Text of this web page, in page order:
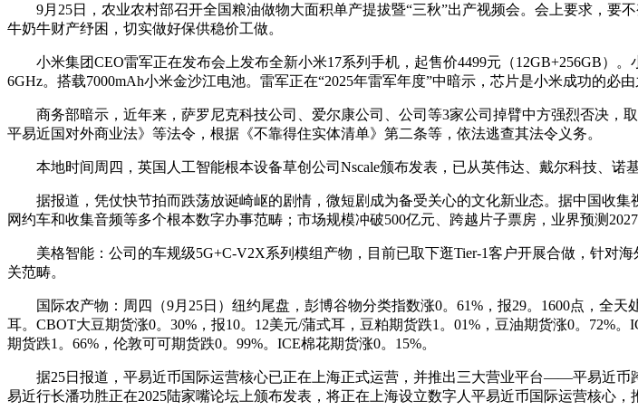
9月25日，农业农村部召开全国粮油做物大面积单产提拔暨“三秋”出产视频会。会上要求，要
牛奶牛财产纾困，切实做好保供稳价工做。
小米集团CEO雷军正在发布会上发布全新小米17系列手机，起售价4499元（12GB+256GB）。
6GHz。搭载7000mAh小米金沙江电池。雷军正在“2025年雷军年度”中暗示，芯片是小米成功的必
商务部暗示，近年来，萨罗尼克科技公司、爱尔康公司、公司等3家公司掉臂中方强烈否决，
平易近国对外商业法》等法令，根据《不靠得住实体清单》第二条等，依法逃查其法令义务。
本地时间周四，英国人工智能根本设备草创公司Nscale颁布发表，已从英伟达、戴尔科技、诺
据报道，凭仗快节拍而跌荡放诞崎岖的剧情，微短剧成为备受关心的文化新业态。据中国收集
网约车和收集音频等多个根本数字办事范畴；市场规模冲破500亿元、跨越片子票房，业界预测
美格智能：公司的车规级5G+C-V2X系列模组产物，目前已取下逛Tier-1客户开展合做，针对
关范畴。
国际农产物：周四（9月25日）纽约尾盘，彭博谷物分类指数涨0。61%，报29。1600点，全天
耳。CBOT大豆期货涨0。30%，报10。12美元/蒲式耳，豆粕期货跌1。01%，豆油期货涨0。72%
期货跌1。66%，伦敦可可期货跌0。99%。ICE棉花期货涨0。15%。
据25日报道，平易近币国际运营核心已正在上海正式运营，并推出三大营业平台——平易近币
易近行长潘功胜正在2025陆家嘴论坛上颁布发表，将正在上海设立数字人平易近币国际运营核心